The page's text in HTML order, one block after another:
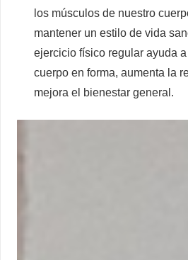
los músculos de nuestro
mantener un estilo de vida
ejercicio físico regular ayuda a
cuerpo en forma, aumenta la
mejora el bienestar general.